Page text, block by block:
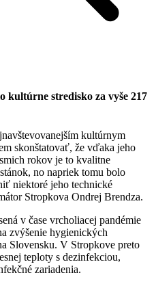
kultúrne stredisko za vyše 217
kultúrnym
skonštatovať, že vďaka jeho
rokov je to kvalitne
no napriek tomu bolo
niektoré jeho technické
Stropkova Ondrej Brendza.
v čase vrcholiacej pandémie
zvýšenie hygienických
Slovensku. V Stropkove preto
teploty s dezinfekciou,
zariadenia.